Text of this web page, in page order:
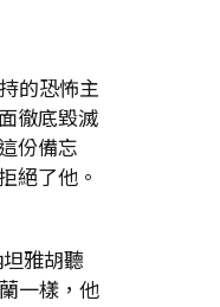
的恐怖主
徹底毀滅
份備忘
絕了他。
雅胡聽
一樣，他